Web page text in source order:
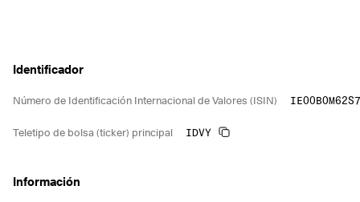
Información
Identificador
Número de Identificación Internacional de Valores (ISIN)
Teletipo de bolsa (ticker) principal IDVY